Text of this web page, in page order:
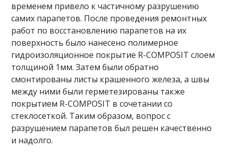
временем привело к частичному разрушению
самих парапетов. После проведения ремонтных
работ по восстановлению парапетов на их
поверхность было нанесено полимерное
гидроизоляционное покрытие R-COMPOSIT слоем
толщиной 1мм. Затем были обратно
смонтированы листы крашенного железа, а швы
между ними были герметезированы также
покрытием R-COMPOSIT в сочетании со
стеклосеткой. Таким образом, вопрос с
разрушением парапетов был решен качественно
и надолго.